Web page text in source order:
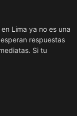
Lima ya no es una
respuestas
Si tu